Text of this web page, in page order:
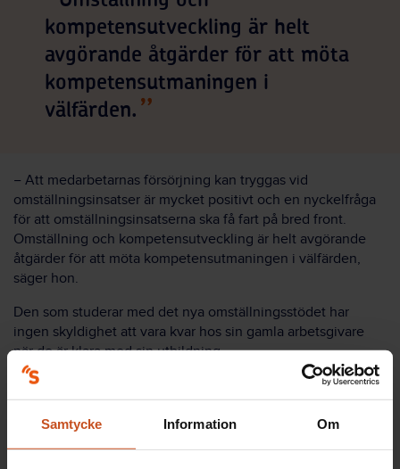
Samtycke Information Om
kompetensutveckling är helt
avgörande åtgärder för att möta
kompetensutmaningen i
välfärden.
− Att medarbetarnas försörjning kan tryggas vid
omställningsinsatser är mycket positivt och en nyckelfråga
för att omställningsinsatserna ska få fart på bred front.
Omställning och kompetensutveckling är helt avgörande
åtgärder för att möta kompetensutmaningen i välfärden,
säger hon.
Den som studerar med det nya omställningsstödet har
ingen skyldighet att vara kvar hos sin gamla arbetsgivare
när de är klara med sin utbildning.
− Det blir nu extra viktigt för regioner och kommuner att
synliggöra vilka utvecklingsmöjligheter som finns för att
både behålla sina medarbetare och rekrytera nya, säger
Jeanette Hedberg.